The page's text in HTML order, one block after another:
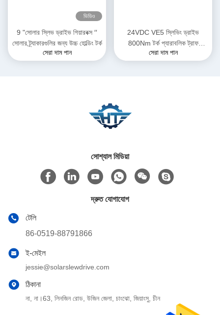
ভিডিও
9 "সোলার স্লিভ ড্রাইভ গিয়ারবক্স ′′
সোলার ট্র্যাকারগুলির জন্য উচ্চ হোল্ডিং টর্ক
সেরা দাম পান
24VDC VE5 স্লিভিং ড্রাইভ
800Nm টর্ক প্যারাবলিক ট্রাফ
অ্যাপ্লিকেশনগুলিতে সৌর ট্র্যাকার
সেরা দাম পান
সোশ্যাল মিডিয়া
দ্রুত যোগাযোগ
টেলি
86-0519-88791866
ই-মেইল
jessie@solarslewdrive.com
ঠিকানা
না, না।63, লিনজিন রোড, উজিন জেলা, চাংঝো, জিয়াংসু, চীন